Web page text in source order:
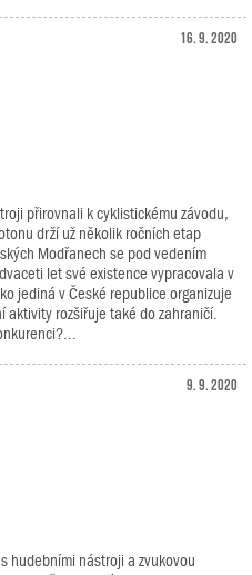
16. 9. 2020
přirovnali k cyklistickému závodu,
drží už několik ročních etap
Modřanech se pod vedením
let své existence vypracovala v
jediná v České republice organizuje
rozšiřuje také do zahraničí.
9. 9. 2020
hudebními nástroji a zvukovou